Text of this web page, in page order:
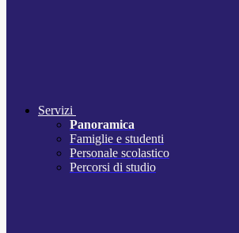
Servizi
Panoramica
Famiglie e studenti
Personale scolastico
Percorsi di studio